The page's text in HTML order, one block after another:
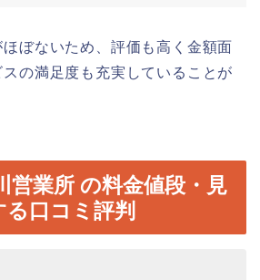
ぼないため、評価も高く金額面
の満足度も充実していることが
営業所 の料金値段・見
口コミ評判